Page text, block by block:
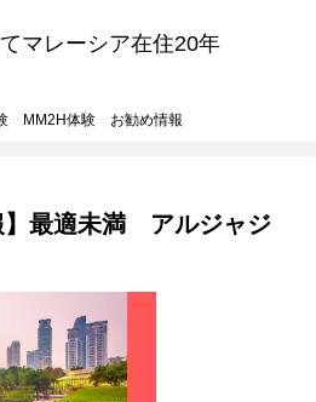
マレーシア在住20年
MM2H体験 お勧め情報
】最適未満 アルジャジ